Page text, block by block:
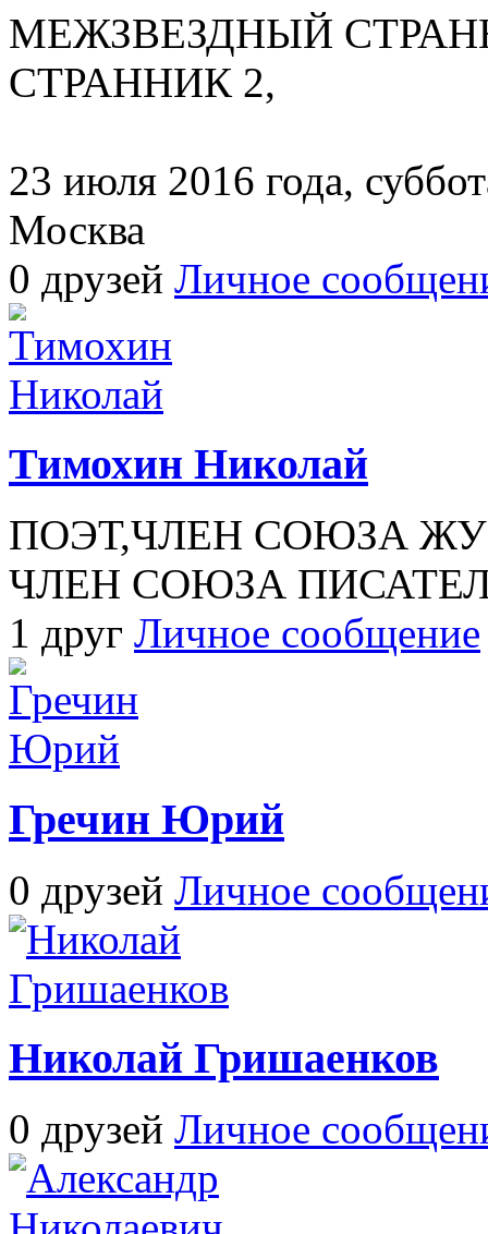
МЕЖЗВЕЗДНЫЙ
СТРАННИК 2,
23 июля 2016 года,
Москва
0 друзей Личное
Тимохин Николай
ПОЭТ,ЧЛЕН СОЮЗА
ЧЛЕН СОЮЗА
1 друг Личное сообщение
Гречин Юрий
0 друзей Личное
Николай Гришаенков
0 друзей Личное